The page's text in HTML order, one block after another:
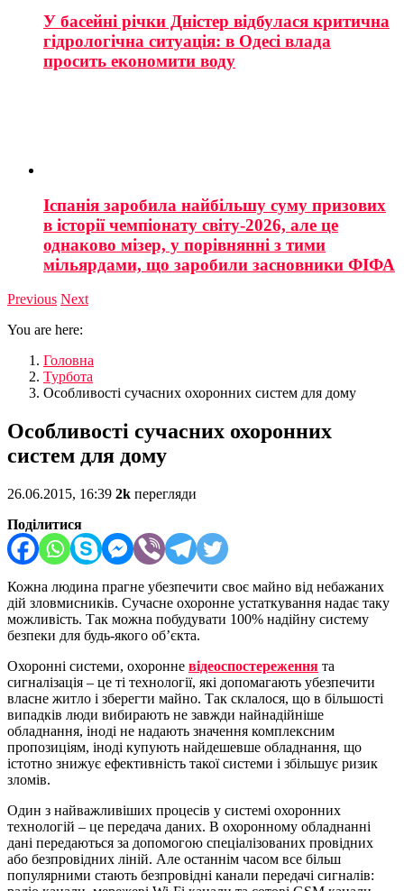
У басейні річки Дністер відбулася критична
гідрологічна ситуація: в Одесі влада
просить економити воду
Іспанія заробила найбільшу суму призових
в історії чемпіонату світу-2026, але це
однаково мізер, у порівнянні з тими
мільярдами, що заробили засновники ФІФА
Previous Next
You are here:
Головна
Турбота
Особливості сучасних охоронних систем для дому
Особливості сучасних охоронних
систем для дому
26.06.2015, 16:39 2k перегляди
Поділитися
Кожна людина прагне убезпечити своє майно від небажаних
дій зловмисників. Сучасне охоронне устаткування надає таку
можливість. Так можна побудувати 100% надійну систему
безпеки для будь-якого об’єкта.
Охоронні системи, охоронне відеоспостереження та
сигналізація – це ті технології, які допомагають убезпечити
власне житло і зберегти майно. Так склалося, що в більшості
випадків люди вибирають не завжди найнадійніше
обладнання, іноді не надають значення комплексним
пропозиціям, іноді купують найдешевше обладнання, що
істотно знижує ефективність такої системи і збільшує ризик
зломів.
Один з найважливіших процесів у системі охоронних
технологій – це передача даних. В охоронному обладнанні
дані передаються за допомогою спеціалізованих провідних
або безпровідних ліній. Але останнім часом все більш
популярними стають безпровідні канали передачі сигналів: